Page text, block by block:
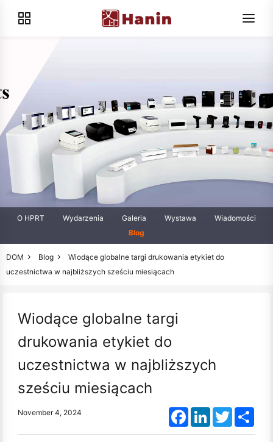
O HPRT Wydarzenia Galeria Wystawa
Wiadomości
Blog
DOM Blog
Wiodące globalne targi drukowania etykiet do
uczestnictwa w najbliższych sześciu miesiącach
Wiodące globalne targi
drukowania etykiet do
uczestnictwa w najbliższych
sześciu miesiącach
November 4, 2024 FacebookLinkedInTwitter